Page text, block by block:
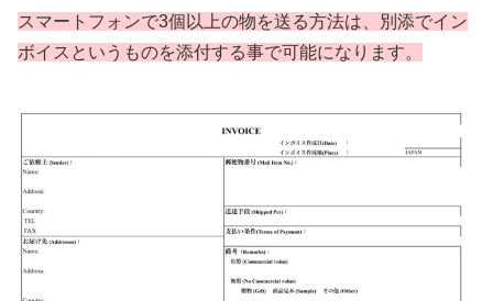
スマートフォンで3個以上の物を送る方法は、別添でイン
ボイスというものを添付する事で可能になります。